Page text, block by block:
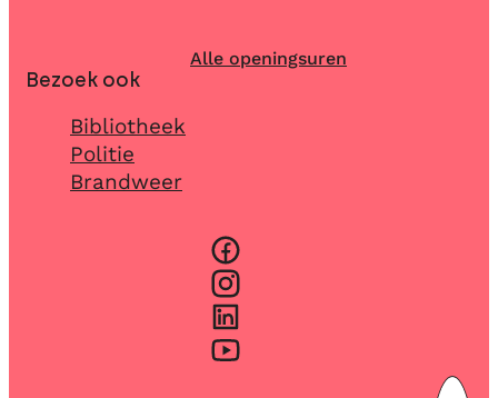
Alle openingsuren
Bezoek ook
Bibliotheek
Politie
Brandweer